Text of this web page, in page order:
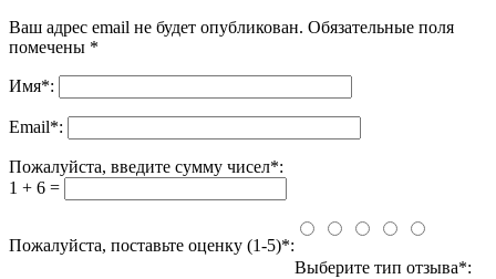
Ваш адрес email не будет опубликован. Обязательные поля
помечены *
Имя*:
Email*:
Пожалуйста, введите сумму чисел*:
1 + 6 =
Пожалуйста, поставьте оценку (1-5)*:
Выберите тип отзыва*: